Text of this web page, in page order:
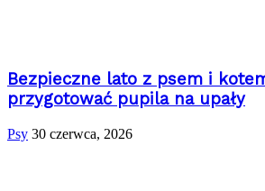
Bezpieczne lato z psem i
przygotować pupila na upały
Psy 30 czerwca, 2026